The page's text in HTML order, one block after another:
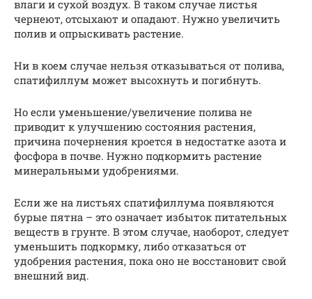
влаги и сухой воздух. В таком случае листья
чернеют, отсыхают и опадают. Нужно увеличить
полив и опрыскивать растение.
Ни в коем случае нельзя отказываться от полива,
спатифиллум может высохнуть и погибнуть.
Но если уменьшение/увеличение полива не
приводит к улучшению состояния растения,
причина почернения кроется в недостатке азота и
фосфора в почве. Нужно подкормить растение
минеральными удобрениями.
Если же на листьях спатифиллума появляются
бурые пятна – это означает избыток питательных
веществ в грунте. В этом случае, наоборот, следует
уменьшить подкормку, либо отказаться от
удобрения растения, пока оно не восстановит свой
внешний вид.